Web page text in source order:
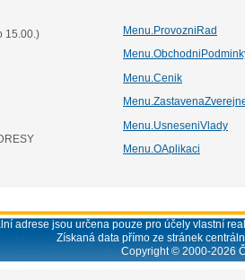
15.00.)
Menu.ProvozniRad
Menu.Cenik
Menu.UsneseniVlady
Menu.OAplikaci
adrese jsou určena pouze pro účely vlastní
Získaná data přímo ze stránek
Copyright © 2000-2026